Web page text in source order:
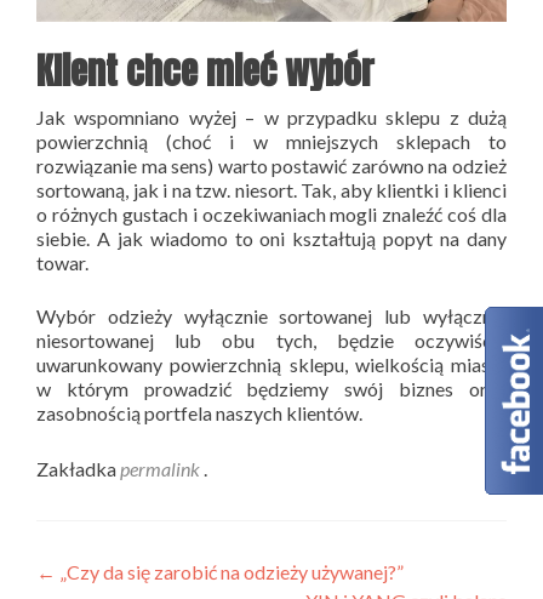
Klient chce mieć wybór
Jak wspomniano wyżej – w przypadku sklepu z dużą
powierzchnią (choć i w mniejszych sklepach to
rozwiązanie ma sens) warto postawić zarówno na odzież
sortowaną, jak i na tzw. niesort. Tak, aby klientki i klienci
o różnych gustach i oczekiwaniach mogli znaleźć coś dla
siebie. A jak wiadomo to oni kształtują popyt na dany
towar.
Wybór odzieży wyłącznie sortowanej lub wyłącznie
niesortowanej lub obu tych, będzie oczywiście
uwarunkowany powierzchnią sklepu, wielkością miasta
w którym prowadzić będziemy swój biznes oraz
zasobnością portfela naszych klientów.
Zakładka permalink
Nawigacja wpisu
←
„Czy da się zarobić na odzieży używanej?”